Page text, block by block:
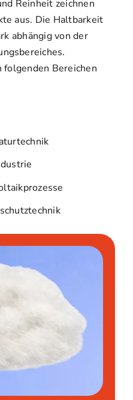
Reinheit zeichnen
aus. Die Haltbarkeit
abhängig von der
Bereichen